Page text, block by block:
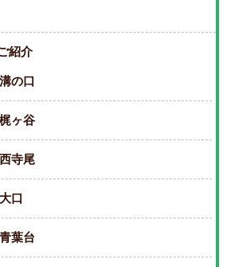
紹介
の口
ヶ谷
寺尾
口
葉台